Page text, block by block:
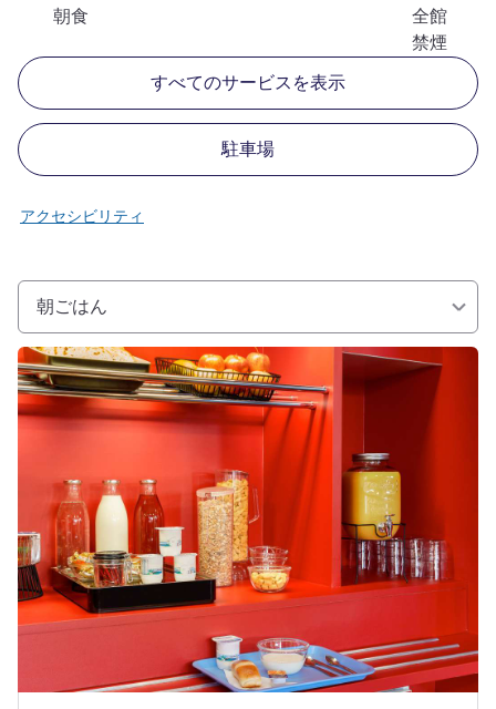
朝食
全館
禁煙
すべてのサービスを表示
駐車場
アクセシビリティ
朝ごはん
詳細を表示